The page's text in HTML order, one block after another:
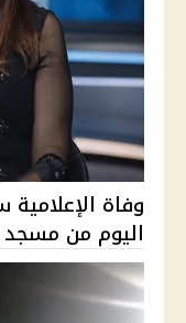
وفاة
اليوم من مسجد